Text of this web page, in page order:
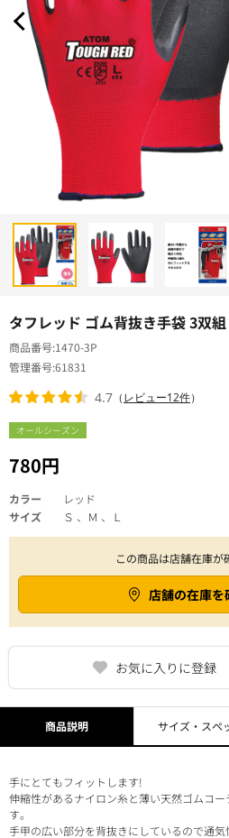
タフレッド ゴム背抜き手袋 3双組
オールシーズン
780円
商品番号 1470-3P
管理番号61831
4.7 （レビュー12件）
お気に入りに登録
カラー
レッド
サイズ
Ｓ 、Ｍ 、Ｌ
この商品は店舗在庫が
店舗の在庫を
商品説明
手にとてもフィットします!
伸縮性があるナイロン糸と薄い天然ゴムコ
す。
手甲の広い部分を背抜きにしているので通
サイズ・スペ